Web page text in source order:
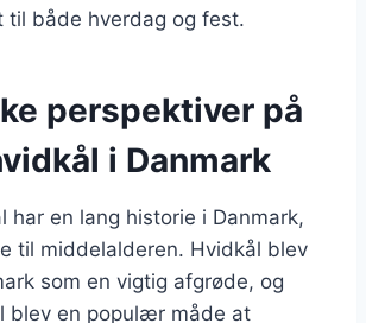
til både hverdag og fest.
perspektiver på
i Danmark
har en lang historie i Danmark,
til middelalderen. Hvidkål blev
som en vigtig afgrøde, og
blev en populær måde at